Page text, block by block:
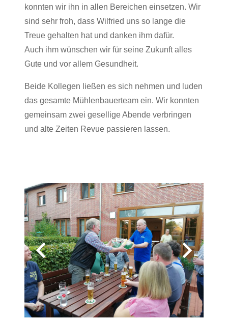
konnten wir ihn in allen Bereichen einsetzen. Wir
sind sehr froh, dass Wilfried uns so lange die
Treue gehalten hat und danken ihm dafür.
Auch ihm wünschen wir für seine Zukunft alles
Gute und vor allem Gesundheit.
Beide Kollegen ließen es sich nehmen und luden
das gesamte Mühlenbauerteam ein. Wir konnten
gemeinsam zwei gesellige Abende verbringen
und alte Zeiten Revue passieren lassen.